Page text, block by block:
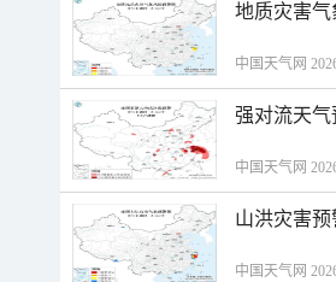
地质灾害
中国天气网
强对流天气
中国天气网
山洪灾害
中国天气网